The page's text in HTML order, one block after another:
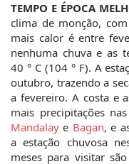
TEMPO E ÉPOCA
clima de monção,
mais calor é entre
nenhuma chuva e as
40 ° C (104 ° F). A
outubro, trazendo a
a fevereiro. A costa e
Mandalay e Bagan, e
a estação chuvosa
meses para visitar